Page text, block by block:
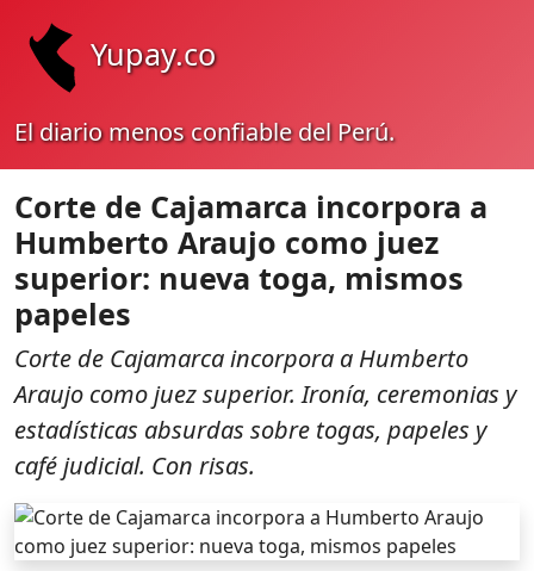
Yupay.co
El diario menos confiable del Perú.
Corte de Cajamarca incorpora a
Humberto Araujo como juez
superior: nueva toga, mismos
papeles
Corte de Cajamarca incorpora a Humberto
Araujo como juez superior. Ironía, ceremonias y
estadísticas absurdas sobre togas, papeles y
café judicial. Con risas.